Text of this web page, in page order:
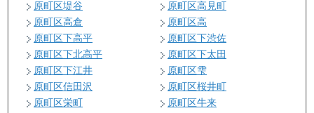
原町区堤谷
原町区高見町
原町区高倉
原町区高
原町区下高平
原町区下渋佐
原町区下北高平
原町区下太田
原町区下江井
原町区雫
原町区信田沢
原町区桜井町
原町区栄町
原町区牛来